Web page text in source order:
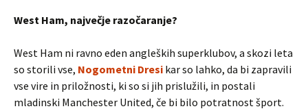
West Ham, največje razočaranje?
West Ham ni ravno eden angleških superklubov, a skozi leta
so storili vse, Nogometni Dresi kar so lahko, da bi zapravili
vse vire in priložnosti, ki so si jih prislužili, in postali
mladinski Manchester United, če bi bilo potratnost šport.